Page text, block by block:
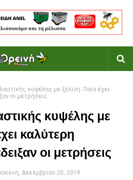
κυψέλης με ξύλινη: Ποια έχει
οι μετρήσεις
κυψέλης με
καλύτερη
οι μετρήσεις
Δεκεμβρίου 20, 2019